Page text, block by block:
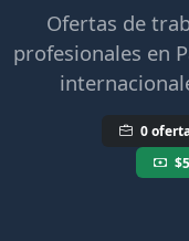
Ofertas de
profesionales en
0